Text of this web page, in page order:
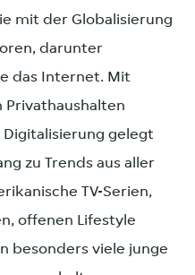
mit der Globalisierung
darunter
das Internet. Mit
Privathaushalten
gelegt
zu Trends aus aller
TV-Serien,
offenen Lifestyle
besonders viele junge